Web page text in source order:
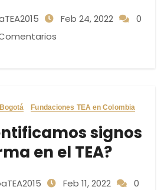
Feb 24, 2022
0
Fundaciones TEA en Colombia
signos
en el TEA?
Feb 11, 2022 0